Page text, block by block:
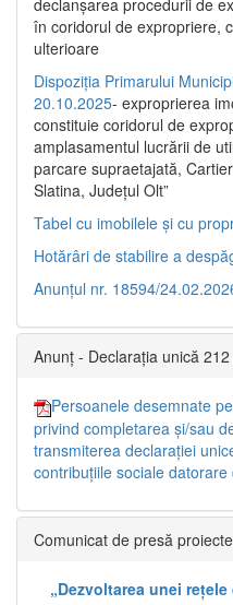
declanşarea procedurii de
în coridorul de expropriere,
ulterioare
Dispoziția Primarului
20.10.2025- exproprierea
constituie coridorul de
amplasamentul lucrării de
parcare supraetajată,
Slatina, Județul Olt”
Tabel cu imobilele și cu
Hotărâri de stabilire a
Anunțul nr. 18594/
Anunț - Declarația unică 212
Persoanele desemnate
privind completarea și/sau
transmiterea declarației
contribuțiile sociale
Comunicat de presă proiecte
„Dezvoltarea unei